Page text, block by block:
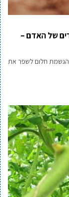
של האדם –
הגשמת חלום לשפר את